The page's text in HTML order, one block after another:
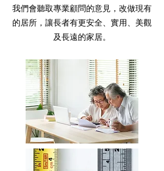
​我們會聽取專業顧問的意見，改做現有
的居所，讓​長者有更安全、實用、美觀
及長遠的家居。